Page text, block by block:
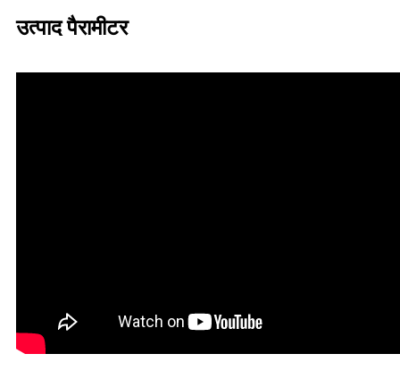
उत्पाद पैरामीटर